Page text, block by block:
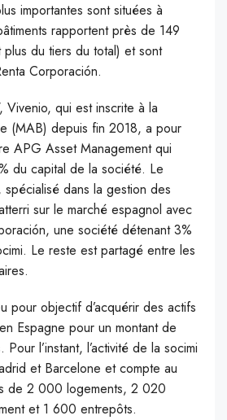
importantes sont situées à
rapportent près de 149
plus du tiers du total) et sont
Corporación.
Vivenio, qui est inscrite à la
(MAB) depuis fin 2018, a pour
APG Asset Management qui
du capital de la société. Le
dans la gestion des
sur le marché espagnol avec
une société détenant 3%
Le reste est partagé entre les
pour objectif d’acquérir des actifs
Espagne pour un montant de
Pour l’instant, l’activité de la socimi
et Barcelone et compte au
de 2 000 logements, 2 020
et 1 600 entrepôts.